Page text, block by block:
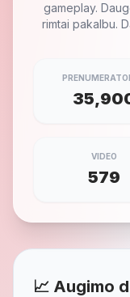
gameplay.
rimtai pakalbu.
VIDEO
579
📈 Augimo